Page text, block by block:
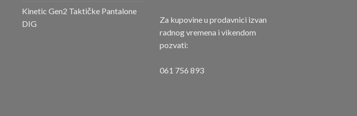
Kinetic Gen2 Taktičke Pantalone
DIG
Za kupovine u prodavnici izvan
radnog vremena i vikendom
pozvati:
061 756 893